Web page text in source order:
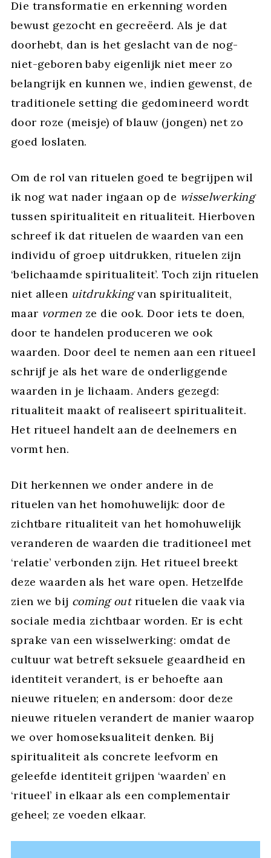
Die transformatie en erkenning worden
bewust gezocht en gecreëerd. Als je dat
doorhebt, dan is het geslacht van de nog-
niet-geboren baby eigenlijk niet meer zo
belangrijk en kunnen we, indien gewenst, de
traditionele setting die gedomineerd wordt
door roze (meisje) of blauw (jongen) net zo
goed loslaten.
Om de rol van rituelen goed te begrijpen wil
ik nog wat nader ingaan op de wisselwerking
tussen spiritualiteit en ritualiteit. Hierboven
schreef ik dat rituelen de waarden van een
individu of groep uitdrukken, rituelen zijn
‘belichaamde spiritualiteit’. Toch zijn rituelen
niet alleen uitdrukkingvan spiritualiteit,
maar vormen ze die ook. Door iets te doen,
door te handelen produceren we ook
waarden. Door deel te nemen aan een ritueel
schrijf je als het ware de onderliggende
waarden in je lichaam. Anders gezegd:
ritualiteit maakt of realiseert spiritualiteit.
Het ritueel handelt aan de deelnemers en
vormt hen.
Dit herkennen we onder andere in de
rituelen van het homohuwelijk: door de
zichtbare ritualiteit van het homohuwelijk
veranderen de waarden die traditioneel met
‘relatie’ verbonden zijn. Het ritueel breekt
deze waarden als het ware open. Hetzelfde
zien we bij coming outrituelen die vaak via
sociale media zichtbaar worden. Er is echt
sprake van een wisselwerking: omdat de
cultuur wat betreft seksuele geaardheid en
identiteit verandert, is er behoefte aan
nieuwe rituelen; en andersom: door deze
nieuwe rituelen verandert de manier waarop
we over homoseksualiteit denken. Bij
spiritualiteit als concrete leefvorm en
geleefde identiteit grijpen ‘waarden’ en
‘ritueel’ in elkaar als een complementair
geheel; ze voeden elkaar.